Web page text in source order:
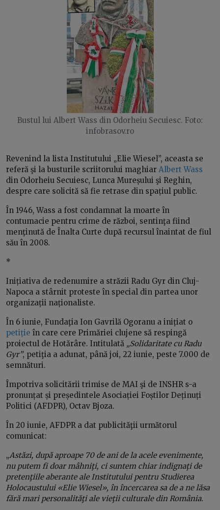
Bustul lui Albert Wass din Odorheiu Secuiesc. Foto:
infobrasov.ro
Revenind la lista Institutului „Elie Wiesel”, aceasta se
referă şi la busturile scriitorului maghiar Albert Wass
din Odorheiu Secuiesc, Lunca Mureșului şi Reghin,
despre care solicită să fie retrase din spațiul public.
În 1946, Wass a fost condamnat la moarte în
contumacie pentru crime de război, sentinţa fiind
menţinută de Înalta Curte după recursul înaintat de fiul
său în 2008.
*
Inițiativa de redenumire a străzii Radu Gyr din Cluj-
Napoca a stârnit proteste în special din partea unor
organizații naționaliste.
În 6 iunie, Fundaţia Ion Gavrilă Ogoranu a inițiat o
petiție în care cere Primăriei clujene să respingă
proiectul de Hotărâre. Intitulată „Solidaritate cu Radu
Gyr”, petiţia a adunat, până joi, 22 iunie, peste 7.000 de
semnături.
Împotriva solicitării trimise de MAI şi de INSHR s-a
pronunțat și președintele Asociației Foștilor Deținuți
Politici (AFDPR), Octav Bjoza.
În 20 iunie, AFDPR a dat publicităţii următorul
comunicat:
„Astăzi, după aproape 70 de ani de la acele evenimente,
nu putem fi doar mâhniţi, ci suntem chiar indignaţi de
pretenţiile aberante ale Institutului pentru Studierea
Holocaustului «Elie Wiesel», în încercarea sa de a ne lăsa
fără mari personalităţi ale vieţii culturale din România.